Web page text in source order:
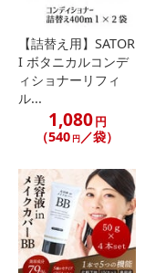
届けする商品セット
さい。
ど含む）等により、
届け商品と多少異な
の経過措置期間の終
の表記が旧表記の場
さい。なお、本理由
応いたしかねます。
【詰替え用】SATOR
I ボタニカルコンデ
ィショナーリフィ
ル...
1,080円
（540 円／袋）